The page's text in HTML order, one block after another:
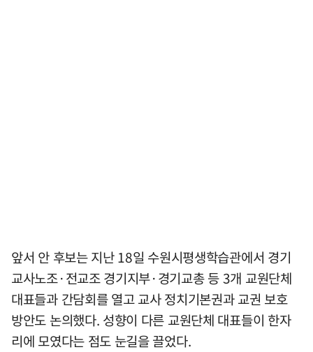
앞서 안 후보는 지난 18일 수원시평생학습관에서 경기
교사노조·전교조 경기지부·경기교총 등 3개 교원단체
대표들과 간담회를 열고 교사 정치기본권과 교권 보호
방안도 논의했다. 성향이 다른 교원단체 대표들이 한자
리에 모였다는 점도 눈길을 끌었다.